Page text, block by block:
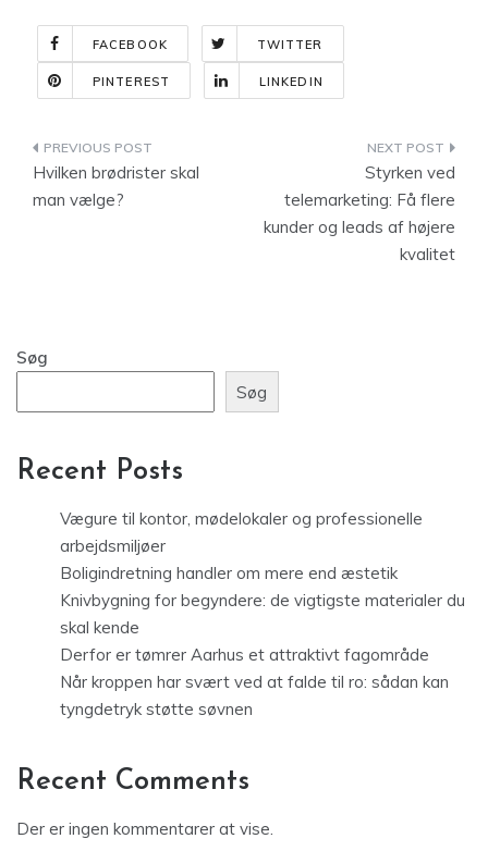
FACEBOOK TWITTER
PINTEREST LINKEDIN
Indlægsnavigation
Hvilken brødrister skal
man vælge?
Styrken ved
telemarketing: Få flere
kunder og leads af højere
kvalitet
Søg
Søg
Recent Posts
Vægure til kontor, mødelokaler og professionelle
arbejdsmiljøer
Boligindretning handler om mere end æstetik
Knivbygning for begyndere: de vigtigste materialer du
skal kende
Derfor er tømrer Aarhus et attraktivt fagområde
Når kroppen har svært ved at falde til ro: sådan kan
tyngdetryk støtte søvnen
Recent Comments
Der er ingen kommentarer at vise.